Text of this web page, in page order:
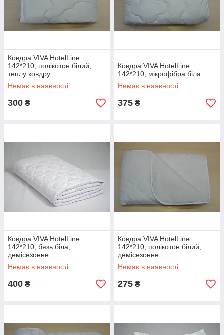
Ковдра VIVA HotelLine
142*210, полікотон білий,
теплу ковдру
Немає в наявності
300 ₴
Ковдра VIVA HotelLine
142*210, мікрофібра біла
Немає в наявності
375 ₴
Ковдра VIVA HotelLine
142*210, бязь біла,
демісезонне
Немає в наявності
400 ₴
Ковдра VIVA HotelLine
142*210, полікотон білий,
демісезонне
Немає в наявності
275 ₴